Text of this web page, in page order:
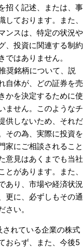
招く記述、または、事
ております。また、
ンスは、特定の状況や
、投資に関連する制約
はありません。
奨銘柄について、説
自体が、どの証券を売
かを決定するために使
ません。このようなチ
供しないため、それだ
その為、実際に投資を
家にご相談されること
意見はあくまでも当社
があります。また、
あり、市場や経済状況
更に、必ずしもその通
い。
れている企業の株式
おらず、また、今後5